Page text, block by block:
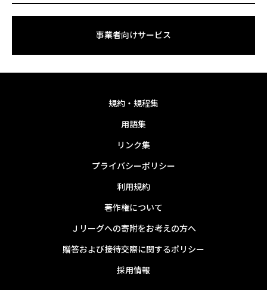
事業者向けサービス
規約・規程集
用語集
リンク集
プライバシーポリシー
利用規約
著作権について
Ｊリーグへの寄附をお考えの方へ
贈答および接待交際に関するポリシー
採用情報